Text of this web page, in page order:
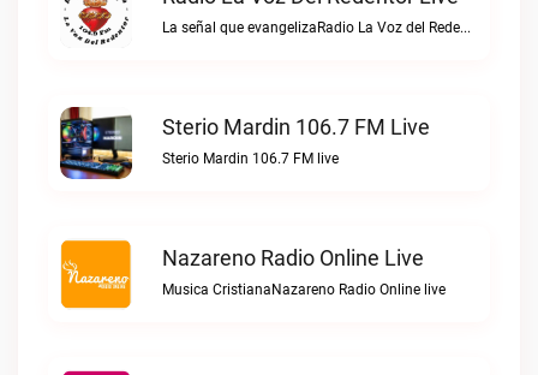
La señal que evangelizaRadio La Voz del Redentor live
Sterio Mardin 106.7 FM Live
Sterio Mardin 106.7 FM live
Nazareno Radio Online Live
Musica CristianaNazareno Radio Online live